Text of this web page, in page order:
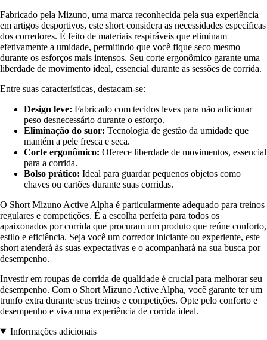
Fabricado pela Mizuno, uma marca reconhecida pela sua experiência
em artigos desportivos, este short considera as necessidades específicas
dos corredores. É feito de materiais respiráveis que eliminam
efetivamente a umidade, permitindo que você fique seco mesmo
durante os esforços mais intensos. Seu corte ergonômico garante uma
liberdade de movimento ideal, essencial durante as sessões de corrida.
Entre suas características, destacam-se:
Design leve: Fabricado com tecidos leves para não adicionar
peso desnecessário durante o esforço.
Eliminação do suor: Tecnologia de gestão da umidade que
mantém a pele fresca e seca.
Corte ergonômico: Oferece liberdade de movimentos, essencial
para a corrida.
Bolso prático: Ideal para guardar pequenos objetos como
chaves ou cartões durante suas corridas.
O Short Mizuno Active Alpha é particularmente adequado para treinos
regulares e competições. É a escolha perfeita para todos os
apaixonados por corrida que procuram um produto que reúne conforto,
estilo e eficiência. Seja você um corredor iniciante ou experiente, este
short atenderá às suas expectativas e o acompanhará na sua busca por
desempenho.
Investir em roupas de corrida de qualidade é crucial para melhorar seu
desempenho. Com o Short Mizuno Active Alpha, você garante ter um
trunfo extra durante seus treinos e competições. Opte pelo conforto e
desempenho e viva uma experiência de corrida ideal.
Informações adicionais